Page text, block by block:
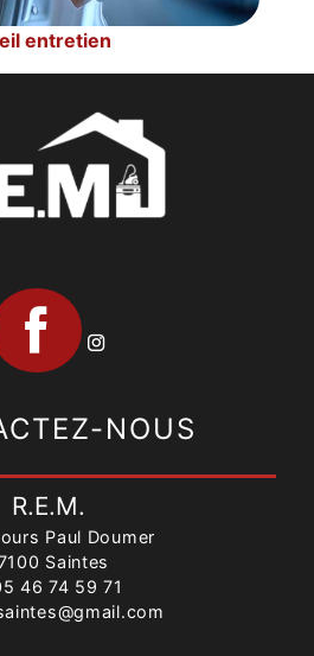
entretien
NOUS
R.E.M.
Paul Doumer
Saintes
46 74 59 71